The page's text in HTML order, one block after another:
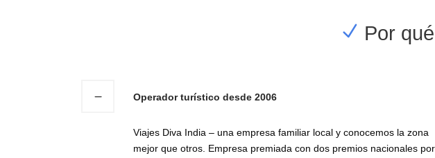
Por
Operador turístico desde 2006
Viajes Diva India – una empresa familiar local y conocemos la zona
mejor que otros. Empresa premiada con dos premios nacionales